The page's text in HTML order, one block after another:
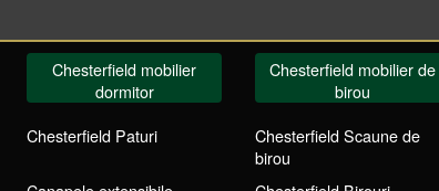
Chesterfield mobilier
dormitor
Chesterfield Paturi
Chesterfield mobilier de
birou
Chesterfield Scaune de
birou